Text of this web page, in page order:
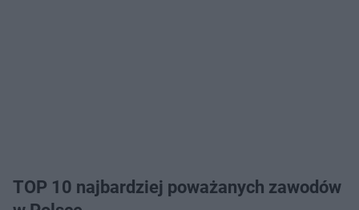
TOP 10 najbardziej poważanych zawodów